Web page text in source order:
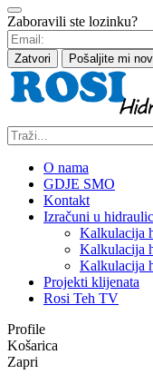
Zaboravili ste lozinku?
Zatvori Pošaljite mi
O nama
GDJE SMO
Kontakt
Izračuni u
Kalkulacija
Kalkulacija
Kalkulacija
Projekti klijenata
Rosi Teh TV
Profile
Košarica
Zapri